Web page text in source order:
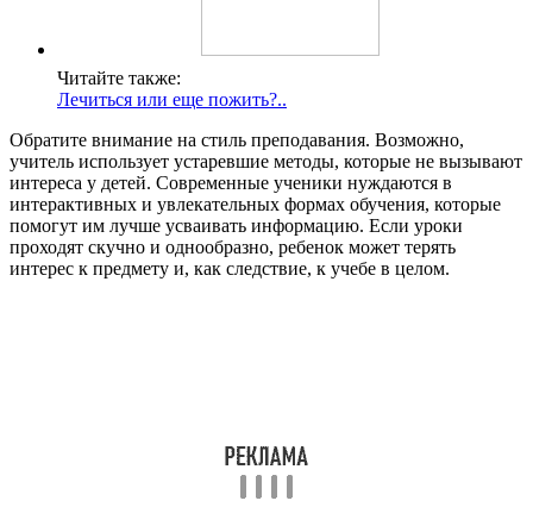
Читайте также:
Лечиться или еще пожить?..
Обратите внимание на стиль преподавания. Возможно,
учитель использует устаревшие методы, которые не вызывают
интереса у детей. Современные ученики нуждаются в
интерактивных и увлекательных формах обучения, которые
помогут им лучше усваивать информацию. Если уроки
проходят скучно и однообразно, ребенок может терять
интерес к предмету и, как следствие, к учебе в целом.